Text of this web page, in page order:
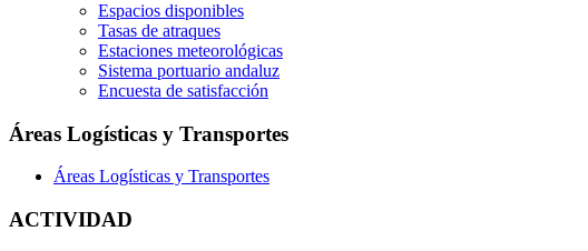
Espacios disponibles
Tasas de atraques
Estaciones meteorológicas
Sistema portuario andaluz
Encuesta de satisfacción
Áreas Logísticas y Transportes
Áreas Logísticas y Transportes
ACTIVIDAD